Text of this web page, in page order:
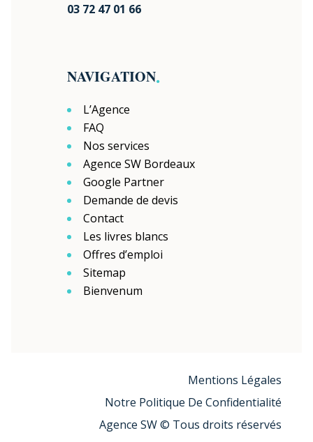
03 72 47 01 66
NAVIGATION.
L’Agence
FAQ
Nos services
Agence SW Bordeaux
Google Partner
Demande de devis
Contact
Les livres blancs
Offres d’emploi
Sitemap
Bienvenum
Mentions Légales
Notre Politique De Confidentialité
Agence SW © Tous droits réservés